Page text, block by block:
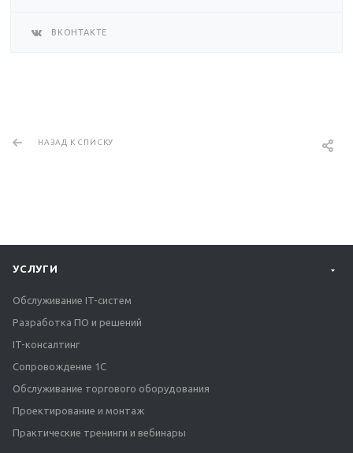
ВКОНТАКТЕ
НАЗАД К СПИСКУ
УСЛУГИ
Обслуживание IT-систем
Разработка ПО и решений
IT-консалтинг
Сопровождение 1С
Обслуживание торгового оборудования
Проектирование и монтаж
Практические тренинги и вебинары